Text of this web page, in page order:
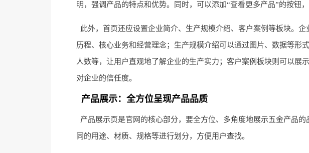
明，强调产品的特点和优势。同时，可以添加“查看更多产品”的按钮
此外，首页还应设置企业简介、生产规模介绍、客户案例等板块。
历程、核心业务和经营理念；生产规模介绍可以通过图片、数据等形
人数等，让用户直观地了解企业的生产实力；客户案例板块则可以展
对企业的信任度。
产品展示：全方位呈现产品品质
产品展示页是官网的核心部分，要全方位、多角度地展示五金产品
同的用途、材质、规格等进行划分，方便用户查找。